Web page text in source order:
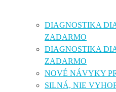
DIAGNOSTIKA
ZADARMO
DIAGNOSTIKA
ZADARMO
NOVÉ NÁVYKY
SILNÁ, NIE